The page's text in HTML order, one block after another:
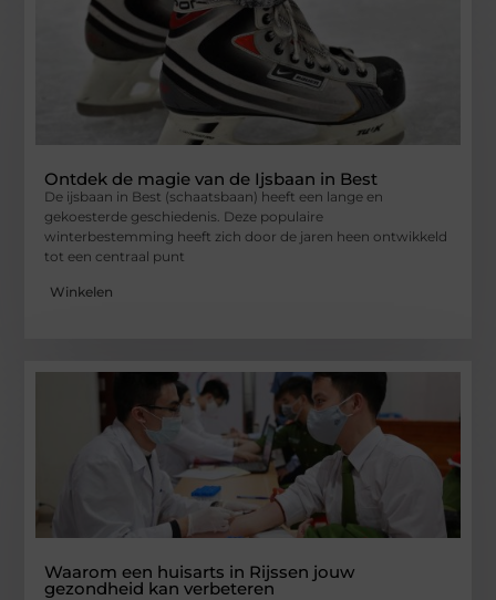
Ontdek de magie van de Ijsbaan in Best
De ijsbaan in Best (schaatsbaan) heeft een lange en
gekoesterde geschiedenis. Deze populaire
winterbestemming heeft zich door de jaren heen ontwikkeld
tot een centraal punt
Winkelen
Waarom een huisarts in Rijssen jouw
gezondheid kan verbeteren